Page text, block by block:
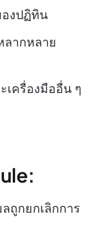
งปฏิทิน
ลากหลาย
เครื่องมืออื่น ๆ
ถูกยกเลิกการ